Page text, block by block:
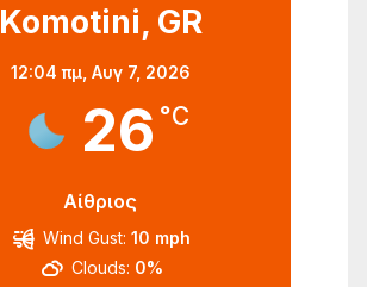
Komotini, GR
12:04 πμ, Αυγ 7, 2026
26 °C
Αίθριος
Wind Gust: 10 mph
Clouds: 0%